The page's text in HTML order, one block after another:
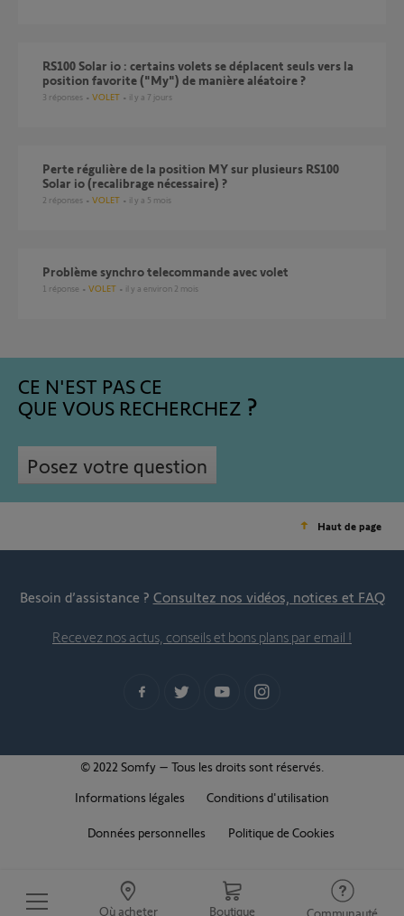
Où acheter Boutique Communauté
RS100 Solar io : certains volets se déplacent seuls vers la
position favorite ("My") de manière aléatoire ?
3 réponses VOLET il y a 7 jours
Perte régulière de la position MY sur plusieurs RS100
Solar io (recalibrage nécessaire) ?
2 réponses VOLET il y a 5 mois
Problème synchro telecommande avec volet
1 réponse VOLET il y a environ 2 mois
CE N'EST PAS CE
QUE VOUS RECHERCHEZ
Posez votre question
Haut de page
Besoin d’assistance ? Consultez nos vidéos, notices et FAQ
Recevez nos actus, conseils et bons plans par email !
© 2022 Somfy – Tous les droits sont réservés.
Informations légales
Conditions d'utilisation
Données personnelles Politique de Cookies